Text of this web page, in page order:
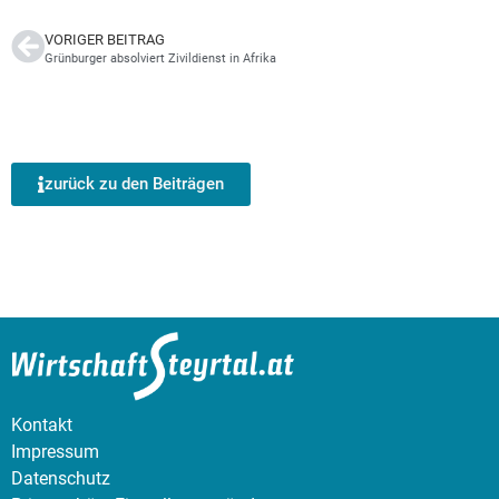
VORIGER BEITRAG
Grünburger absolviert Zivildienst in Afrika
zurück zu den Beiträgen
Kontakt
Impressum
Datenschutz